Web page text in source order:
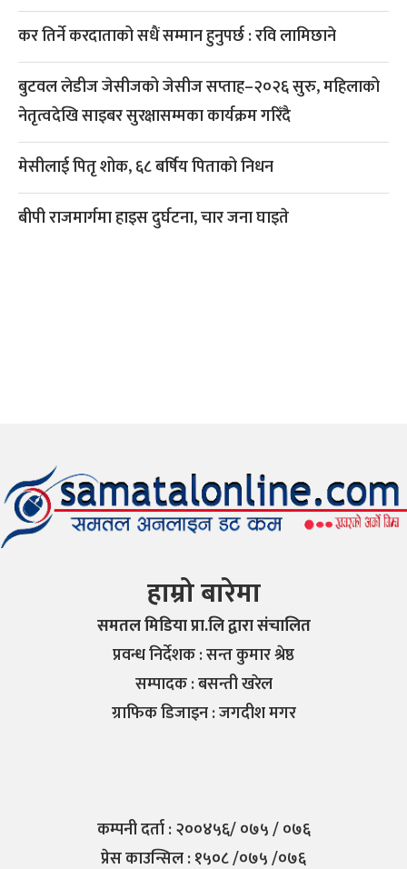
कर तिर्ने करदाताको सधैं सम्मान हुनुपर्छ : रवि लामिछाने
बुटवल लेडीज जेसीजको जेसीज सप्ताह–२०२६ सुरु, महिलाको
नेतृत्वदेखि साइबर सुरक्षासम्मका कार्यक्रम गरिँदै
मेसीलाई पितृ शोक, ६८ बर्षिय पिताको निधन
बीपी राजमार्गमा हाइस दुर्घटना, चार जना घाइते
हाम्रो बारेमा
समतल मिडिया प्रा.लि द्वारा संचालित
प्रवन्ध निर्देशक : सन्त कुमार श्रेष्ठ
सम्पादक : बसन्ती खरेल
ग्राफिक डिजाइन : जगदीश मगर
कम्पनी दर्ता : २००४५६/ ०७५ / ०७६
प्रेस काउन्सिल : १५०८ /०७५ /०७६